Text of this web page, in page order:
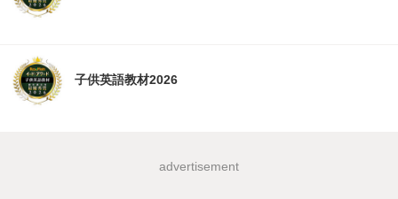
子供英語教材2026
advertisement